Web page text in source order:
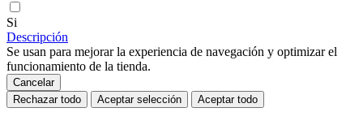
Si
Descripción
Se usan para mejorar la experiencia de navegación y optimizar el
funcionamiento de la tienda.
Cancelar
Rechazar todo
Aceptar selección Aceptar todo